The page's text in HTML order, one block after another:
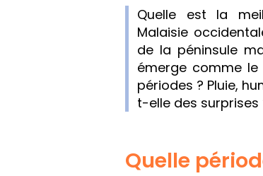
Quelle est la
Malaisie
de la péninsule
émerge comme
périodes ? Pluie,
t-elle des surprises
Quelle